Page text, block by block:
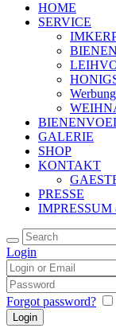
HOME
SERVICE
GALERIE
SHOP
KONTAKT
PRESSE
Login
Forgot password?